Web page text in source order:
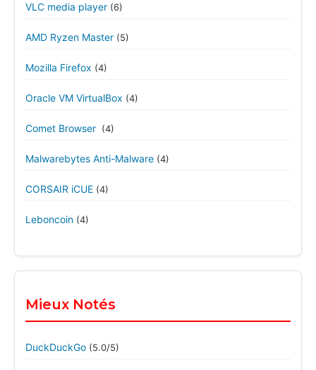
VLC media player (6)
AMD Ryzen Master (5)
Mozilla Firefox (4)
Oracle VM VirtualBox (4)
Comet Browser (4)
Malwarebytes Anti-Malware (4)
CORSAIR iCUE (4)
Leboncoin (4)
Mieux Notés
DuckDuckGo (5.0/5)